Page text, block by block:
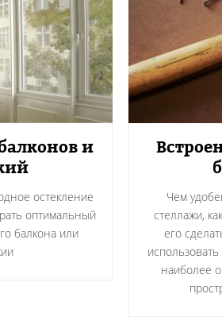
и
остекление
оптимальный
балкона или
Чем
стеллажи,
его
наиболее